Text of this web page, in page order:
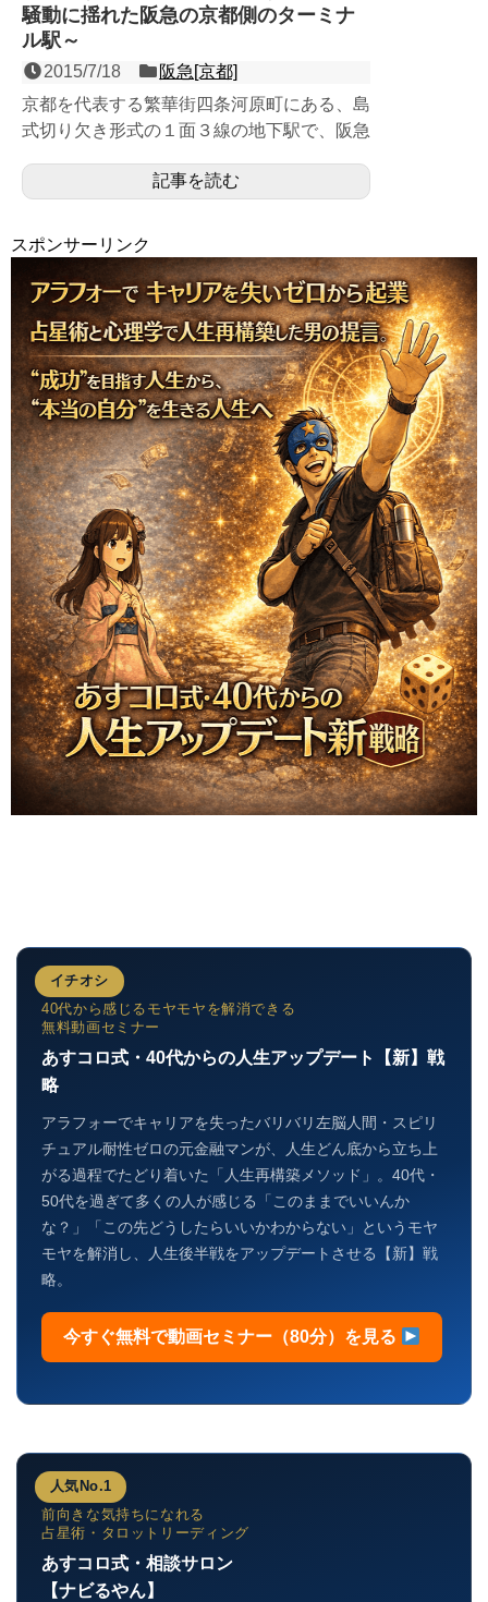
騒動に揺れた阪急の京都側のターミナ
ル駅～
2015/7/18
阪急[京都]
京都を代表する繁華街四条河原町にある、島
式切り欠き形式の１面３線の地下駅で、阪急
て隣の烏丸駅までの四...
記事を読む
スポンサーリンク
イチオシ
40代から感じるモヤモヤを解消できる
無料動画セミナー
あすコロ式・40代からの人生アップデート【新】戦
略
アラフォーでキャリアを失ったバリバリ左脳人間・スピリ
チュアル耐性ゼロの元金融マンが、人生どん底から立ち上
がる過程でたどり着いた「人生再構築メソッド」。40代・
50代を過ぎて多くの人が感じる「このままでいいんか
な？」「この先どうしたらいいかわからない」というモヤ
モヤを解消し、人生後半戦をアップデートさせる【新】戦
略。
今すぐ無料で動画セミナー（80分）を見る
人気No.1
前向きな気持ちになれる
占星術・タロットリーディング
あすコロ式・相談サロン
【ナビるやん】